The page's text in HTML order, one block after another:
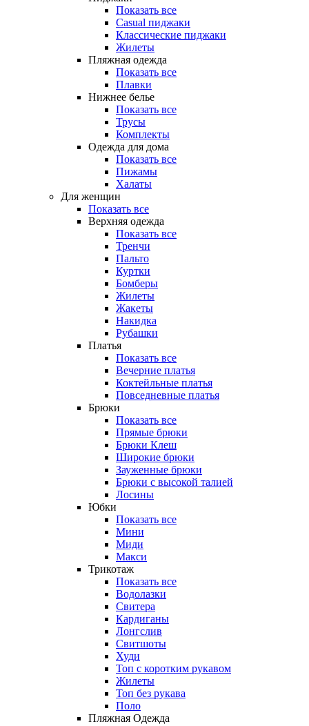
Показать все
Casual пиджаки
Классические пиджаки
Жилеты
Пляжная одежда
Показать все
Плавки
Нижнее белье
Показать все
Трусы
Комплекты
Одежда для дома
Показать все
Пижамы
Халаты
Для женщин
Показать все
Верхняя одежда
Показать все
Тренчи
Пальто
Куртки
Бомберы
Жилеты
Жакеты
Накидка
Рубашки
Платья
Показать все
Вечерние платья
Коктейльные платья
Повседневные платья
Брюки
Показать все
Прямые брюки
Брюки Клеш
Широкие брюки
Зауженные брюки
Брюки с высокой талией
Лосины
Юбки
Показать все
Мини
Миди
Макси
Трикотаж
Показать все
Водолазки
Свитера
Кардиганы
Лонгслив
Свитшоты
Худи
Топ с коротким рукавом
Жилеты
Топ без рукава
Поло
Пляжная Одежда